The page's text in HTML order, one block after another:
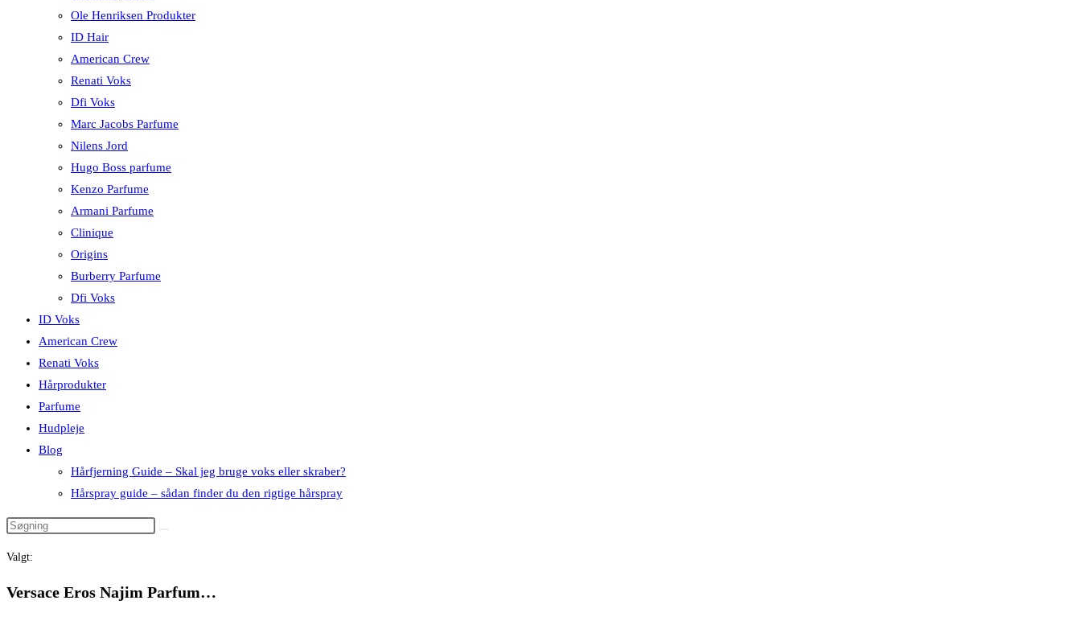
Ole Henriksen Produkter
ID Hair
American Crew
Renati Voks
Dfi Voks
Marc Jacobs Parfume
Nilens Jord
Hugo Boss parfume
Kenzo Parfume
Armani Parfume
Clinique
Origins
Burberry Parfume
Dfi Voks
ID Voks
American Crew
Renati Voks
Hårprodukter
Parfume
Hudpleje
Blog
Hårfjerning Guide – Skal jeg bruge voks eller skraber?
Hårspray guide – sådan finder du den rigtige hårspray
Valgt:
Versace Eros Najim Parfum…